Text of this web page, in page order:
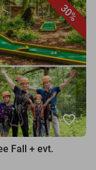
30%
favorite_border
Fall + evt.